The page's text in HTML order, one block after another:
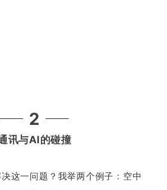
2
讯与AI的碰撞
这一问题？我举两个例子：空中